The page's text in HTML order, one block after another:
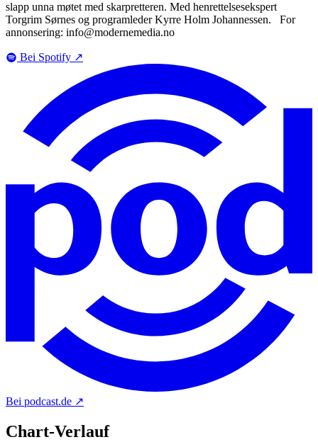
slapp unna møtet med skarpretteren. Med henrettelsesekspert
Torgrim Sørnes og programleder Kyrre Holm Johannessen. For
annonsering: info@modernemedia.no
Bei Spotify ↗
Bei podcast.de ↗
Chart-Verlauf